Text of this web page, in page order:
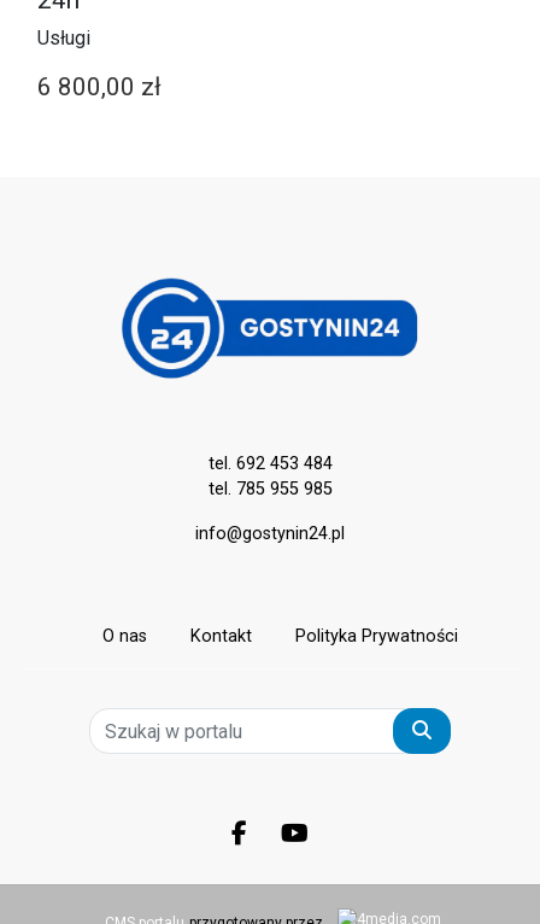
Usługi
6 800,00 zł
tel. 692 453 484
tel. 785 955 985
info@gostynin24.pl
O nas Kontakt Polityka Prywatności
Szukaj
Facebook.com
Youtube.com